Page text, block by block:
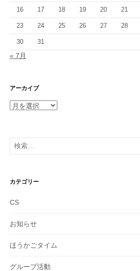
16 17 18 19 20 21
23 24 25 26 27 28
30 31
« 7月
アーカイブ
ア
イ
ブ
検
索:
カテゴリー
CS
お知らせ
ほうかごタイム
グループ活動